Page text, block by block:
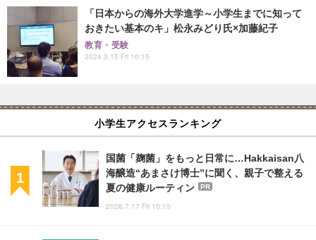
「日本からの海外大学進学～小学生までに知って
おきたい基本のキ」松永みどり氏×加藤紀子
教育・受験
2024.3.15 Fri 10:15
小学生アクセスランキング
国菌「麹菌」をもっと日常に…Hakkaisan八
海醸造“あまさけ博士”に聞く、親子で整える
夏の健康ルーティン
PR
2026.7.17 Fri 10:15